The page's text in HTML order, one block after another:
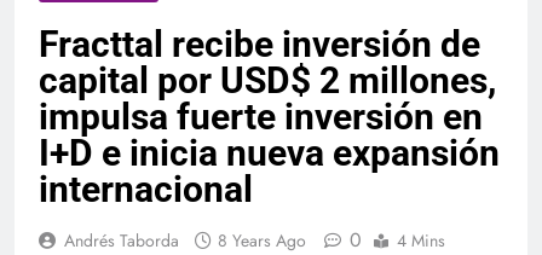
Fracttal recibe inversión de
capital por USD$ 2 millones,
impulsa fuerte inversión en
I+D e inicia nueva expansión
internacional
Andrés Taborda 8 Years Ago 0 4 Mins